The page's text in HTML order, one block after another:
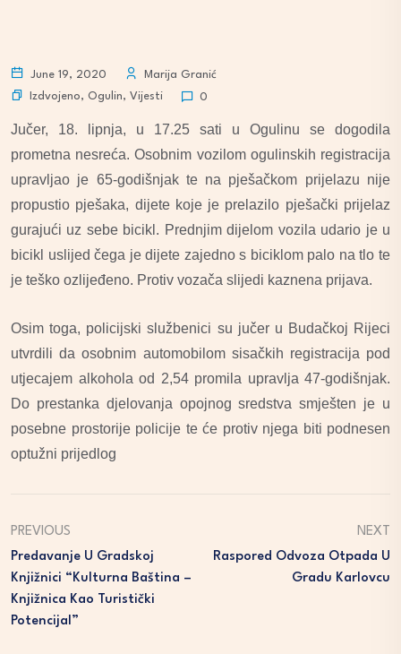
June 19, 2020
Marija Granić
Izdvojeno, Ogulin, Vijesti 0
Jučer, 18. lipnja, u 17.25 sati u Ogulinu se dogodila
prometna nesreća. Osobnim vozilom ogulinskih registracija
upravljao je 65-godišnjak te na pješačkom prijelazu nije
propustio pješaka, dijete koje je prelazilo pješački prijelaz
gurajući uz sebe bicikl. Prednjim dijelom vozila udario je u
bicikl uslijed čega je dijete zajedno s biciklom palo na tlo te
je teško ozlijeđeno. Protiv vozača slijedi kaznena prijava.
Osim toga, policijski službenici su jučer u Budačkoj Rijeci
utvrdili da osobnim automobilom sisačkih registracija pod
utjecajem alkohola od 2,54 promila upravlja 47-godišnjak.
Do prestanka djelovanja opojnog sredstva smješten je u
posebne prostorije policije te će protiv njega biti podnesen
optužni prijedlog
PREVIOUS
Predavanje U Gradskoj
Knjižnici “Kulturna Baština –
Knjižnica Kao Turistički
Potencijal”
NEXT
Raspored Odvoza Otpada U
Gradu Karlovcu